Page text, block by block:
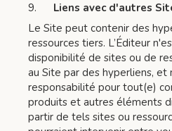
9. Liens avec d'autres
Le Site peut contenir des
ressources tiers. L’Éditeur
disponibilité de sites ou de
au Site par des hyperliens, et
responsabilité pour tout(e)
produits et autres éléments
partir de tels sites ou